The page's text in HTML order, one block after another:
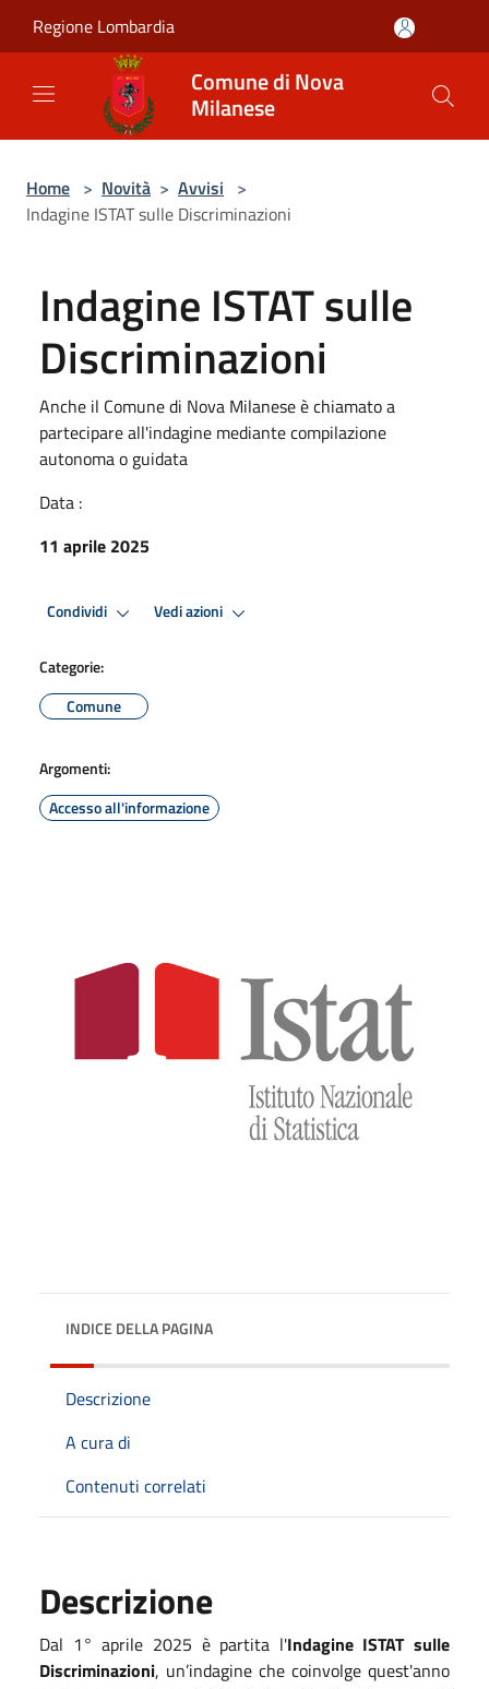
Regione Lombardia
Comune di Nova
Milanese
Home > Novità > Avvisi >
Indagine ISTAT sulle Discriminazioni
Indagine ISTAT sulle
Discriminazioni
Anche il Comune di Nova Milanese è chiamato a
partecipare all'indagine mediante compilazione
autonoma o guidata
Data :
11 aprile 2025
Condividi Vedi azioni
Categorie:
Comune
Argomenti:
Accesso all'informazione
INDICE DELLA PAGINA
Descrizione
A cura di
Contenuti correlati
Descrizione
Dal 1° aprile 2025 è partita l'Indagine ISTAT sulle
Discriminazioni, un’indagine che coinvolge quest'anno